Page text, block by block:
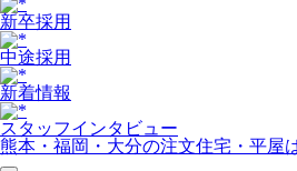
新卒採用
中途採用
新着情報
スタッフインタビュー
熊本・福岡・大分の注文住宅・平屋